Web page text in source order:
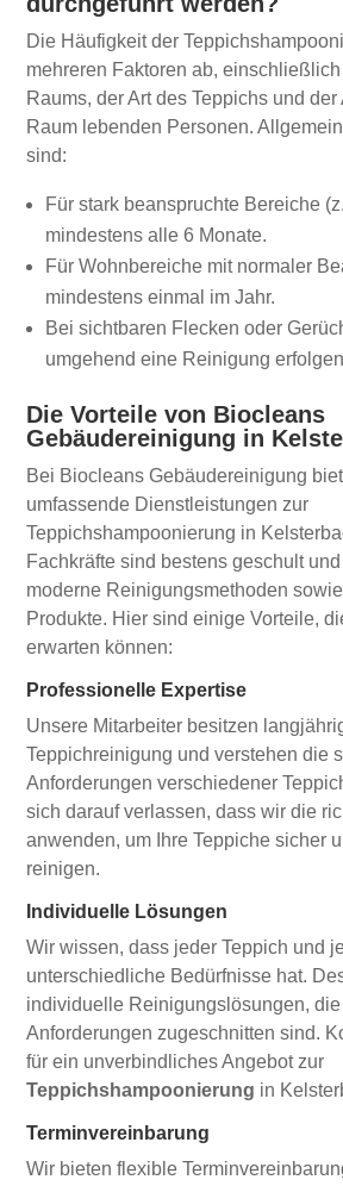
Die Häufigkeit der
mehreren Faktoren ab,
Raums, der Art des Teppichs und
Raum lebenden Personen.
sind:
Für stark beanspruchte Bereiche
mindestens alle 6 Monate.
Für Wohnbereiche mit normaler
mindestens einmal im Jahr.
Bei sichtbaren Flecken oder
umgehend eine Reinigung
Die Vorteile von Biocleans
Gebäudereinigung in
Bei Biocleans Gebäudereinigung
umfassende Dienstleistungen zur
Teppichshampoonierung in
Fachkräfte sind bestens geschult
moderne Reinigungsmethoden
Produkte. Hier sind einige Vorteile,
erwarten können:
Professionelle Expertise
Unsere Mitarbeiter besitzen
Teppichreinigung und verstehen die
Anforderungen verschiedener
sich darauf verlassen, dass wir die
anwenden, um Ihre Teppiche sicher
reinigen.
Individuelle Lösungen
Wir wissen, dass jeder Teppich und
unterschiedliche Bedürfnisse hat.
individuelle Reinigungslösungen,
Anforderungen zugeschnitten sind.
für ein unverbindliches Angebot zur
Teppichshampoonierung in
Terminvereinbarung
Wir bieten flexible